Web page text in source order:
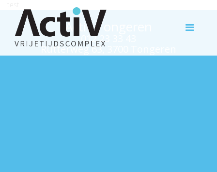
Activ Tongeren
012 23 33 43
Rutterweg 63, 3700 Tongeren